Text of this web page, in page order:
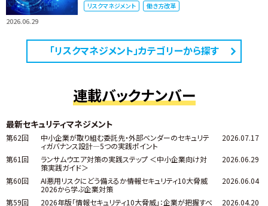
2026.06.29
リスクマネジメント 働き方改革
「リスクマネジメント」カテゴリーから探す
連載バックナンバー
最新セキュリティマネジメント
第62回
中小企業が取り組む委託先・外部ベンダーのセキュリテ
ィガバナンス設計―5つの実践ポイント
2026.07.17
第61回
ランサムウエア対策の実践ステップ ＜中小企業向け対
策実践ガイド＞
2026.06.29
第60回
AI悪用リスクにどう備えるか――情報セキュリティ10大脅威
2026から学ぶ企業対策
2026.06.04
第59回
2026年版「情報セキュリティ10大脅威」：企業が把握すべ
2026.04.20